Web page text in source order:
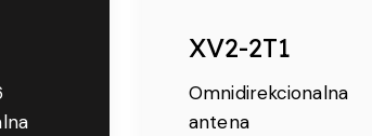
XV2-2T1
Omnidirekcionalna
antena